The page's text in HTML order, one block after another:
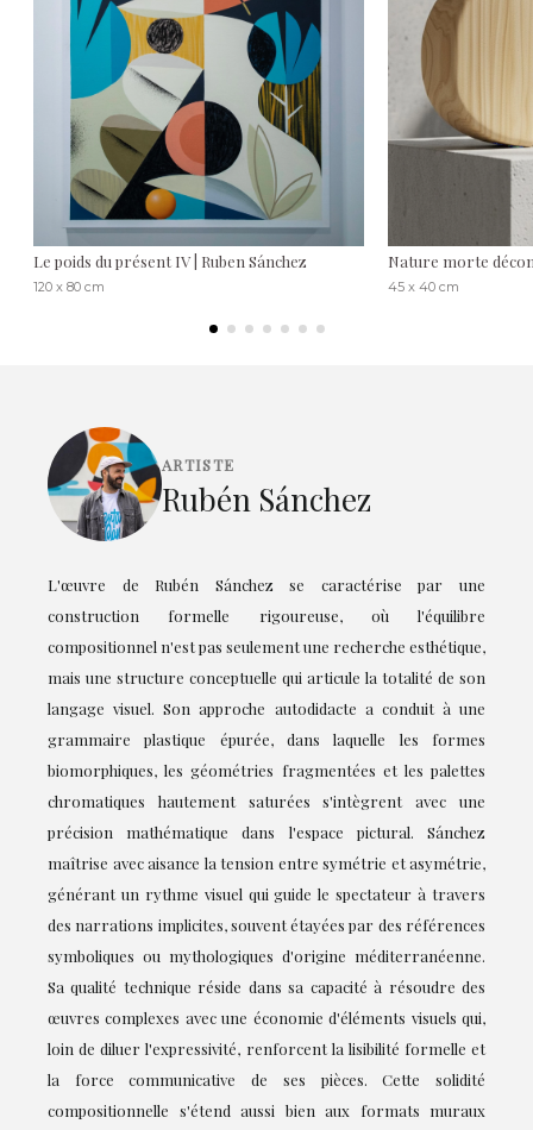
Le poids du présent IV | Ruben Sánchez
120 x 80 cm
Nature morte
45 x 40 cm
ARTISTE
Rubén Sánchez
L'œuvre de Rubén Sánchez se caractérise par une
construction formelle rigoureuse, où l'équilibre
compositionnel n'est pas seulement une recherche esthétique,
mais une structure conceptuelle qui articule la totalité de son
langage visuel. Son approche autodidacte a conduit à une
grammaire plastique épurée, dans laquelle les formes
biomorphiques, les géométries fragmentées et les palettes
chromatiques hautement saturées s'intègrent avec une
précision mathématique dans l'espace pictural. Sánchez
maîtrise avec aisance la tension entre symétrie et asymétrie,
générant un rythme visuel qui guide le spectateur à travers
des narrations implicites, souvent étayées par des références
symboliques ou mythologiques d'origine méditerranéenne.
Sa qualité technique réside dans sa capacité à résoudre des
œuvres complexes avec une économie d'éléments visuels qui,
loin de diluer l'expressivité, renforcent la lisibilité formelle et
la force communicative de ses pièces. Cette solidité
compositionnelle s'étend aussi bien aux formats muraux